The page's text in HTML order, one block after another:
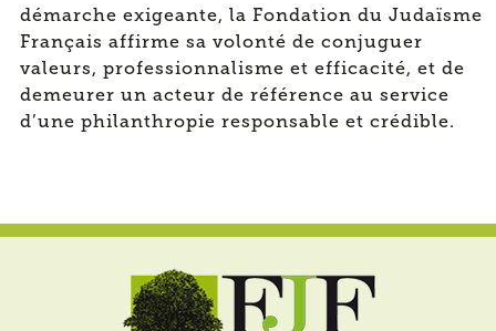
démarche exigeante, la Fondation du Judaïsme
Français affirme sa volonté de conjuguer
valeurs, professionnalisme et efficacité, et de
demeurer un acteur de référence au service
d’une philanthropie responsable et crédible.